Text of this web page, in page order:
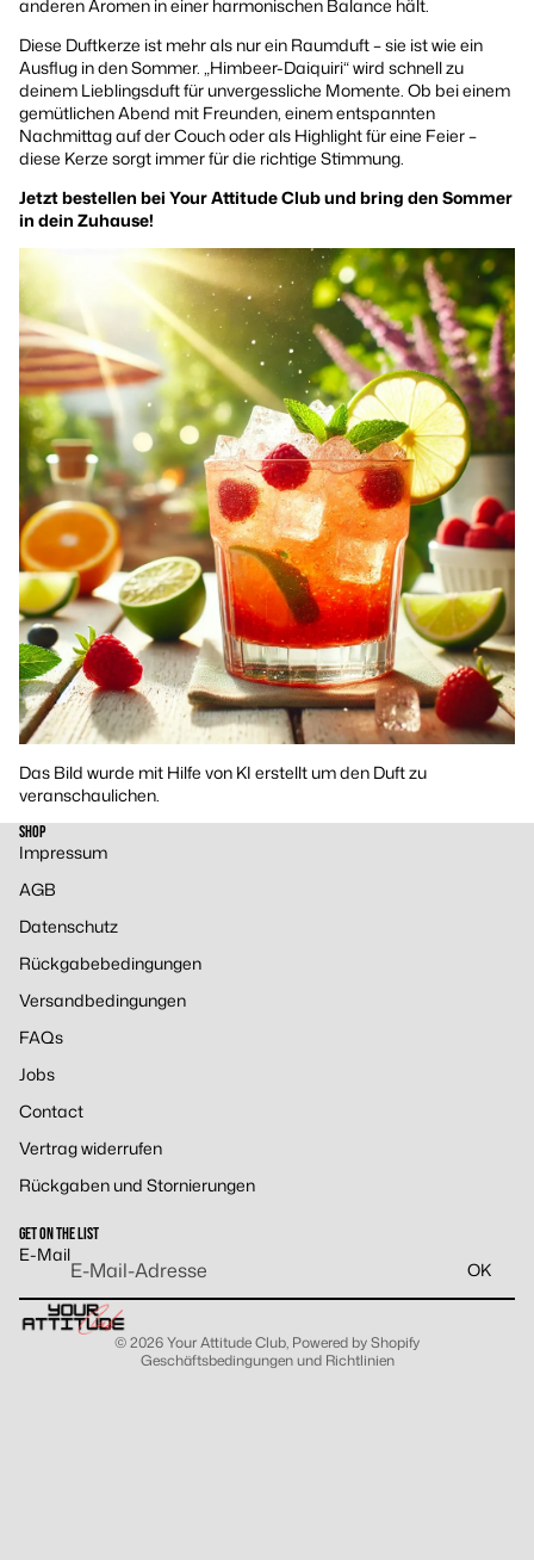
anderen Aromen in einer harmonischen Balance hält.
Diese Duftkerze ist mehr als nur ein Raumduft – sie ist wie ein
Ausflug in den Sommer. „Himbeer-Daiquiri“ wird schnell zu
deinem Lieblingsduft für unvergessliche Momente. Ob bei einem
gemütlichen Abend mit Freunden, einem entspannten
Nachmittag auf der Couch oder als Highlight für eine Feier –
diese Kerze sorgt immer für die richtige Stimmung.
Jetzt bestellen bei Your Attitude Clubund bring den Sommer
in dein Zuhause!
Das Bild wurde mit Hilfe von KI erstellt um den Duft zu
veranschaulichen.
SHOP
Impressum
AGB
Datenschutz
Rückgabebedingungen
Versandbedingungen
FAQs
Jobs
Contact
Vertrag widerrufen
Rückgaben und Stornierungen
GET ON THE LIST
E-Mail
OK
© 2026Your Attitude Club, Powered by Shopify
Geschäftsbedingungen und Richtlinien
Widerrufsrecht
Datenschutzerklärung
Versand
Impressum